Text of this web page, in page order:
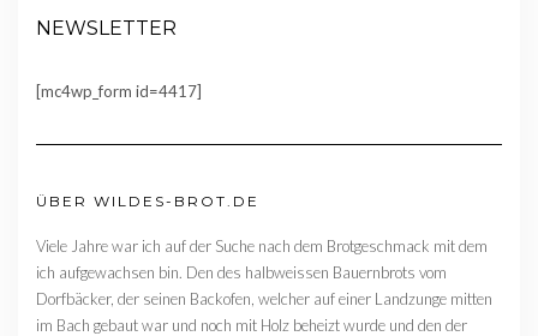
NEWSLETTER
[mc4wp_form id=4417]
ÜBER WILDES-BROT.DE
Viele Jahre war ich auf der Suche nach dem Brotgeschmack mit dem
ich aufgewachsen bin. Den des halbweissen Bauernbrots vom
Dorfbäcker, der seinen Backofen, welcher auf einer Landzunge mitten
im Bach gebaut war und noch mit Holz beheizt wurde und den der